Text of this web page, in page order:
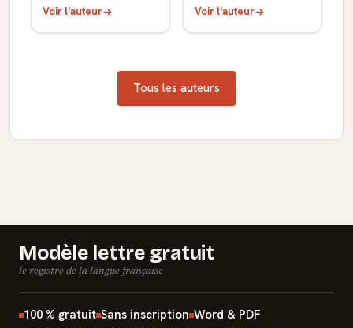
Voir l'auteur Voir l'auteur
Tous les auteurs
Modèle lettre gratuit
le registre de la langue française
100 % gratuit Sans inscription Word & PDF